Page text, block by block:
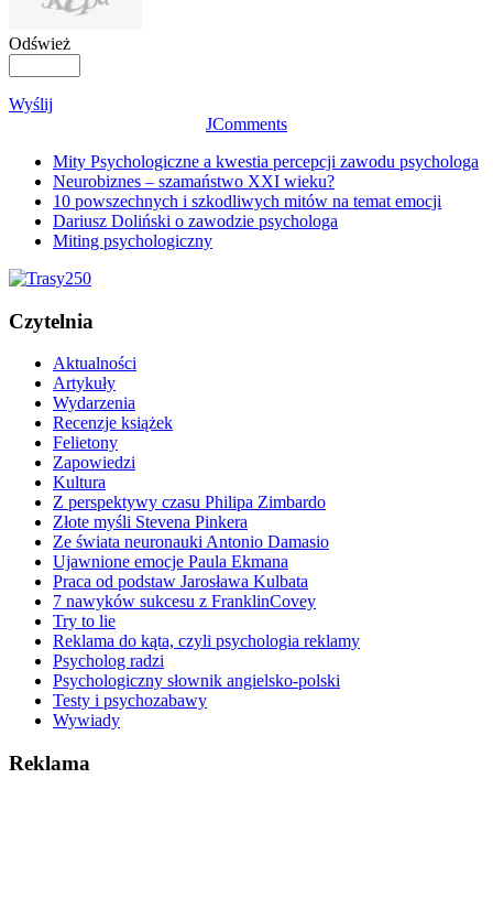
Odśwież
Wyślij
JComments
Mity Psychologiczne a kwestia percepcji zawodu psychologa
Neurobiznes – szamaństwo XXI wieku?
10 powszechnych i szkodliwych mitów na temat emocji
Dariusz Doliński o zawodzie psychologa
Miting psychologiczny
Czytelnia
Aktualności
Artykuły
Wydarzenia
Recenzje książek
Felietony
Zapowiedzi
Kultura
Z perspektywy czasu Philipa Zimbardo
Złote myśli Stevena Pinkera
Ze świata neuronauki Antonio Damasio
Ujawnione emocje Paula Ekmana
Praca od podstaw Jarosława Kulbata
7 nawyków sukcesu z FranklinCovey
Try to lie
Reklama do kąta, czyli psychologia reklamy
Psycholog radzi
Psychologiczny słownik angielsko-polski
Testy i psychozabawy
Wywiady
Reklama